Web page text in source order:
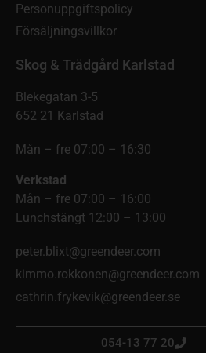
Personuppgiftspolicy
Försäljningsvillkor
Skog & Trädgård Karlstad
Blekegatan 3-5
652 21 Karlstad
Mån – fre 07:00 – 16:30
Verkstad
Mån – fre 07:00 – 16:00
Lunchstängt 12:00 – 13:00
peter.blixt@greendeer.com
kimmo.rokkonen@greendeer.com
cathrin.frykevik@greendeer.se
054-13 77 20